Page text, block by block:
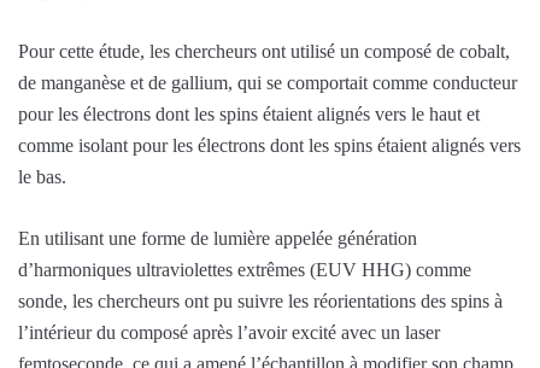
Pour cette étude, les chercheurs ont utilisé un composé de cobalt,
de manganèse et de gallium, qui se comportait comme conducteur
pour les électrons dont les spins étaient alignés vers le haut et
comme isolant pour les électrons dont les spins étaient alignés vers
le bas.
En utilisant une forme de lumière appelée génération
d’harmoniques ultraviolettes extrêmes (EUV HHG) comme
sonde, les chercheurs ont pu suivre les réorientations des spins à
l’intérieur du composé après l’avoir excité avec un laser
femtoseconde, ce qui a amené l’échantillon à modifier son champ